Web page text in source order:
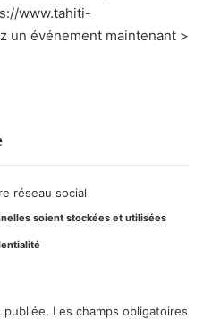
www.tahiti-
un événement maintenant >
réseau social
soient stockées et utilisées
publiée. Les champs obligatoires